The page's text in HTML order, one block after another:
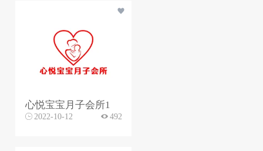
心悦宝宝月子会所1
2022-10-12 492